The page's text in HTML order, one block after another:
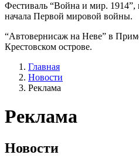
Фестиваль “Война и мир.
начала Первой мировой войны.
“Автовернисаж на Неве” в
Крестовском острове.
Главная
Новости
Реклама
Реклама
Новости